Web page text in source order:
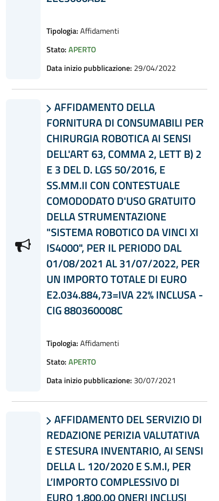
Tipologia: Affidamenti
Stato: APERTO
Data inizio pubblicazione: 29/04/2022
 AFFIDAMENTO DELLA
FORNITURA DI CONSUMABILI PER
CHIRURGIA ROBOTICA AI SENSI
DELL'ART 63, COMMA 2, LETT B) 2
E 3 DEL D. LGS 50/2016, E
SS.MM.II CON CONTESTUALE
COMODODATO D'USO GRATUITO
DELLA STRUMENTAZIONE
"SISTEMA ROBOTICO DA VINCI XI
IS4000", PER IL PERIODO DAL
01/08/2021 AL 31/07/2022, PER
UN IMPORTO TOTALE DI EURO
E2.034.884,73=IVA 22% INCLUSA -
CIG 880360008C
Tipologia: Affidamenti
Stato: APERTO
Data inizio pubblicazione: 30/07/2021
 AFFIDAMENTO DEL SERVIZIO DI
REDAZIONE PERIZIA VALUTATIVA
E STESURA INVENTARIO, AI SENSI
DELLA L. 120/2020 E S.M.I, PER
L’IMPORTO COMPLESSIVO DI
EURO 1.800,00 ONERI INCLUSI